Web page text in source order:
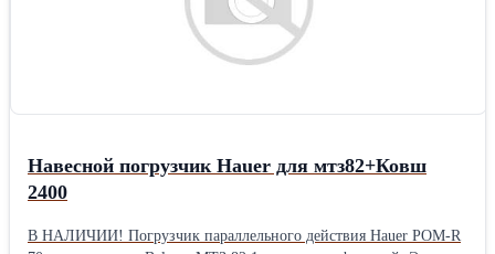
Навесной погрузчик Hauer для мтз82+Ковш
2400
В НАЛИЧИИ! Погрузчик параллельного действия Hauer POM-R